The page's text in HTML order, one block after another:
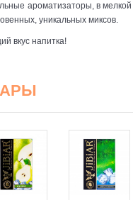
ароматизаторы, в
уникальных миксов.
вкус напитка!